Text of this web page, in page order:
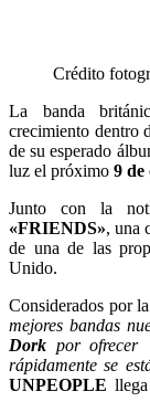
Crédito
La banda
crecimiento dentro
de su esperado
luz el próximo 9 de
Junto con la
«FRIENDS», una
de una de las
Unido.
Considerados por
mejores bandas
Dork por ofrecer
rápidamente se
UNPEOPLE